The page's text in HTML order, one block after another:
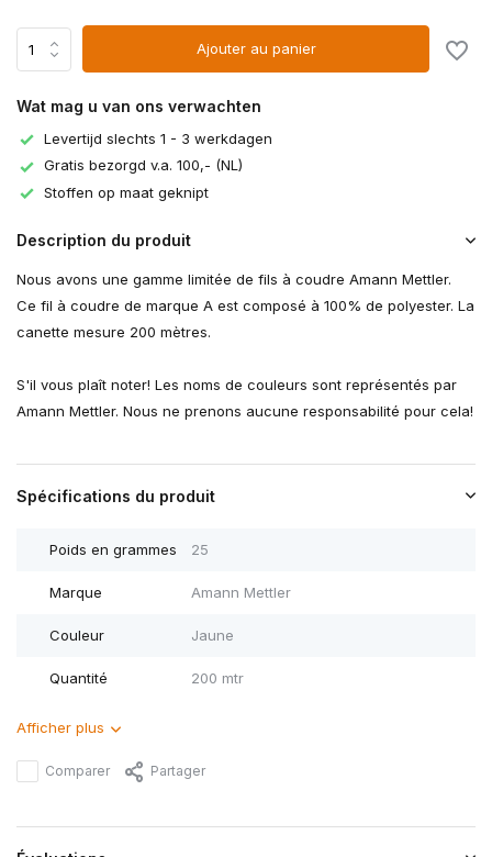
Ajouter au panier
Wat mag u van ons verwachten
Levertijd slechts 1 - 3 werkdagen
Gratis bezorgd v.a. 100,- (NL)
Stoffen op maat geknipt
Description du produit
Nous avons une gamme limitée de fils à coudre Amann Mettler.
Ce fil à coudre de marque A est composé à 100% de polyester. La
canette mesure 200 mètres.
S'il vous plaît noter! Les noms de couleurs sont représentés par
Amann Mettler. Nous ne prenons aucune responsabilité pour cela!
Spécifications du produit
Poids en grammes 25
Marque Amann Mettler
Couleur Jaune
Quantité 200 mtr
Afficher plus
Comparer Partager